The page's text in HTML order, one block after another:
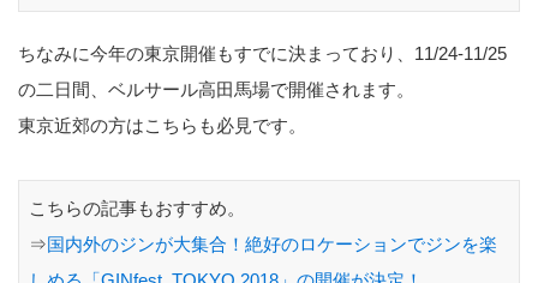
ちなみに今年の東京開催もすでに決まっており、11/24-11/25
の二日間、ベルサール高田馬場で開催されます。
東京近郊の方はこちらも必見です。
こちらの記事もおすすめ。
⇒国内外のジンが大集合！絶好のロケーションでジンを楽